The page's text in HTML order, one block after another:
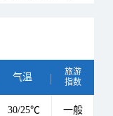
气温
旅游
指数
30/25℃ 一般